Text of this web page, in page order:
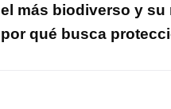
el más biodiverso y su
por qué busca